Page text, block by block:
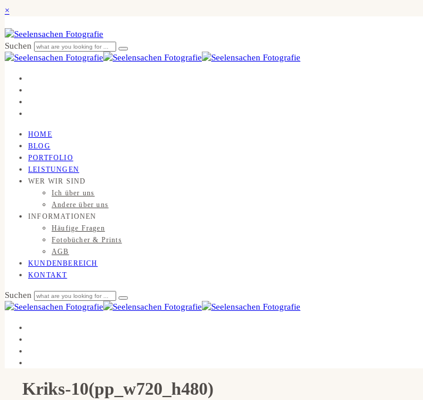
×
Suchen
HOME
BLOG
PORTFOLIO
LEISTUNGEN
WER WIR SIND
Ich über uns
Andere über uns
INFORMATIONEN
Häufige Fragen
Fotobücher & Prints
AGB
KUNDENBEREICH
KONTAKT
Suchen
Kriks-10(pp_w720_h480)